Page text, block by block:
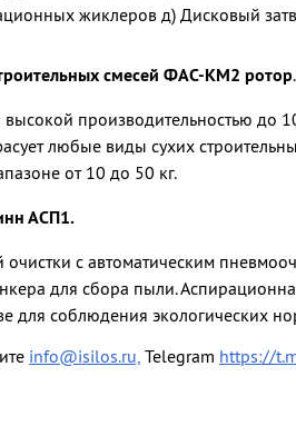
жиклеров д) Дисковый
смесей ФАС-КМ2 ротор.
производительностью до
любые виды сухих
от 10 до 50 кг.
АСП1.
очистки с автоматическим
для сбора пыли.
для соблюдения экологических
info@isilos.ru, Telegram https://